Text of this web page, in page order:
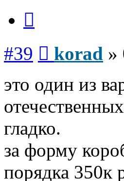
#39 korad »
это один из
гладко.
за форму
порядка 350к